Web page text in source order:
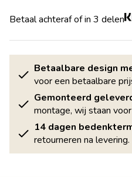
Betaal achteraf of in 3 delen
Betaalbare design
voor een betaalbare
Gemonteerd
montage, wij staan
14 dagen
retourneren na levering.